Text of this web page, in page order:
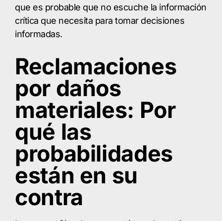
que es probable que no escuche la información
crítica que necesita para tomar decisiones
informadas.
Reclamaciones
por daños
materiales: Por
qué las
probabilidades
están en su
contra